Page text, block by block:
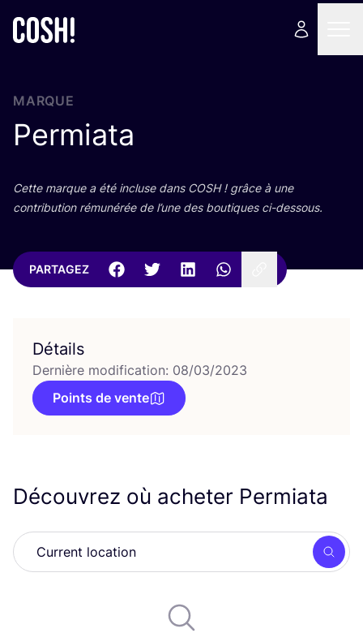
MARQUE
Permiata
Cette marque a été incluse dans COSH! grâce à une
contri­bu­tion rému­né­rée de l’une des bou­tiques ci-dessous.
PARTAGEZ
Détails
Dernière modification: 08/03/2023
Points de vente
Découvrez où acheter Permiata